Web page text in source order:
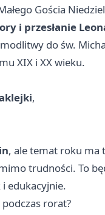
Gościa
i przesłanie
do św.
XIX i XX wieku.
,
, ale temat roku ma
trudności. To
edukacyjnie.
rorat?